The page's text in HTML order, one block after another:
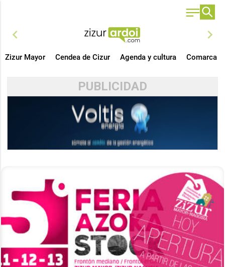
chevron_left chevron_right
Zizur Mayor Cendea de Cizur Agenda y cultura Comarca
PUBLICIDAD